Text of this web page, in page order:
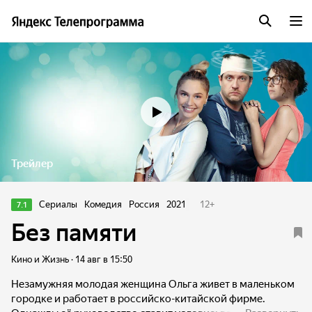
Трейлер
7.1 Сериалы Комедия Россия 2021 12+
Без памяти
Кино и Жизнь · 14 авг в 15:50
Незамужняя молодая женщина Ольга живет в маленьком
городке и работает в российско-китайской фирме.